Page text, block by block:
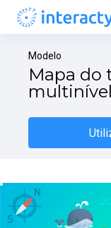
Modelo
Mapa do
multinível